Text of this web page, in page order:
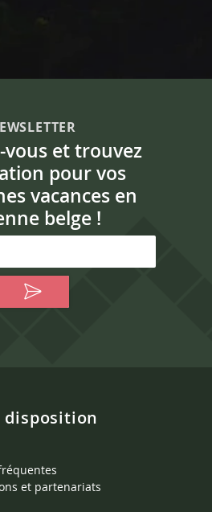
vous et trouvez
pour vos
vacances en
belge !
disposition
et partenariats